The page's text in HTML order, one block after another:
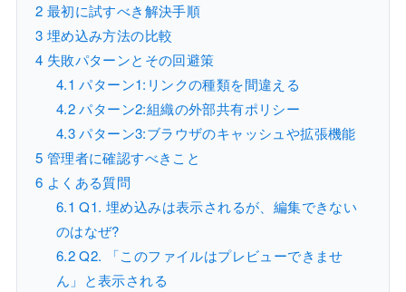
2 最初に試すべき解決手順
3 埋め込み方法の比較
4 失敗パターンとその回避策
4.1 パターン1:リンクの種類を間違える
4.2パターン2:組織の外部共有ポリシー
4.3パターン3:ブラウザのキャッシュや拡張機能
5 管理者に確認すべきこと
6 よくある質問
6.1 Q1. 埋め込みは表示されるが、編集できない
のはなぜ?
6.2Q2. 「このファイルはプレビューできませ
ん」と表示される